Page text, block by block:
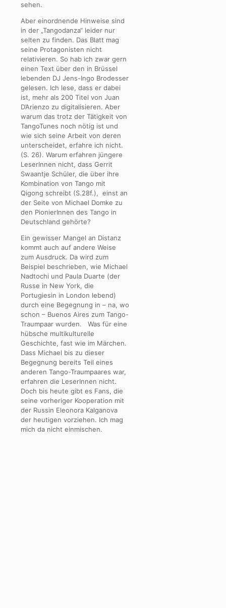
sehen.
Aber einordnende Hinweise sind
in der „Tangodanza“ leider nur
selten zu finden. Das Blatt mag
seine Protagonisten nicht
relativieren. So hab ich zwar gern
einen Text über den in Brüssel
lebenden DJ Jens-Ingo Brodesser
gelesen. Ich lese, dass er dabei
ist, mehr als 200 Titel von Juan
D’Arienzo zu digitalisieren. Aber
warum das trotz der Tätigkeit von
TangoTunes noch nötig ist und
wie sich seine Arbeit von deren
unterscheidet, erfahre ich nicht.
(S. 26). Warum erfahren jüngere
LeserInnen nicht, dass Gerrit
Swaantje Schüler, die über ihre
Kombination von Tango mit
Qigong schreibt (S.28f.), einst an
der Seite von Michael Domke zu
den PionierInnen des Tango in
Deutschland gehörte?
Ein gewisser Mangel an Distanz
kommt auch auf andere Weise
zum Ausdruck. Da wird zum
Beispiel beschrieben, wie Michael
Nadtochi und Paula Duarte (der
Russe in New York, die
Portugiesin in London lebend)
durch eine Begegnung in – na, wo
schon – Buenos Aires zum Tango-
Traumpaar wurden. Was für eine
hübsche multikulturelle
Geschichte, fast wie im Märchen.
Dass Michael bis zu dieser
Begegnung bereits Teil eines
anderen Tango-Traumpaares war,
erfahren die LeserInnen nicht.
Doch bis heute gibt es Fans, die
seine vorheriger Kooperation mit
der Russin Eleonora Kalganova
der heutigen vorziehen. Ich mag
mich da nicht einmischen.